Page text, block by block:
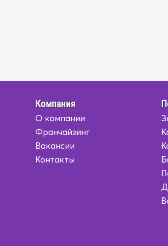
Компания
О компании
Франчайзинг
Вакансии
Контакты